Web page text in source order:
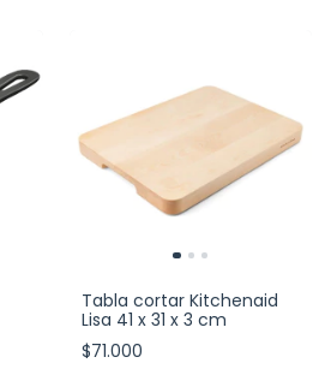
Tabla cortar Kitchenaid
Lisa 41 x 31 x 3 cm
$71.000